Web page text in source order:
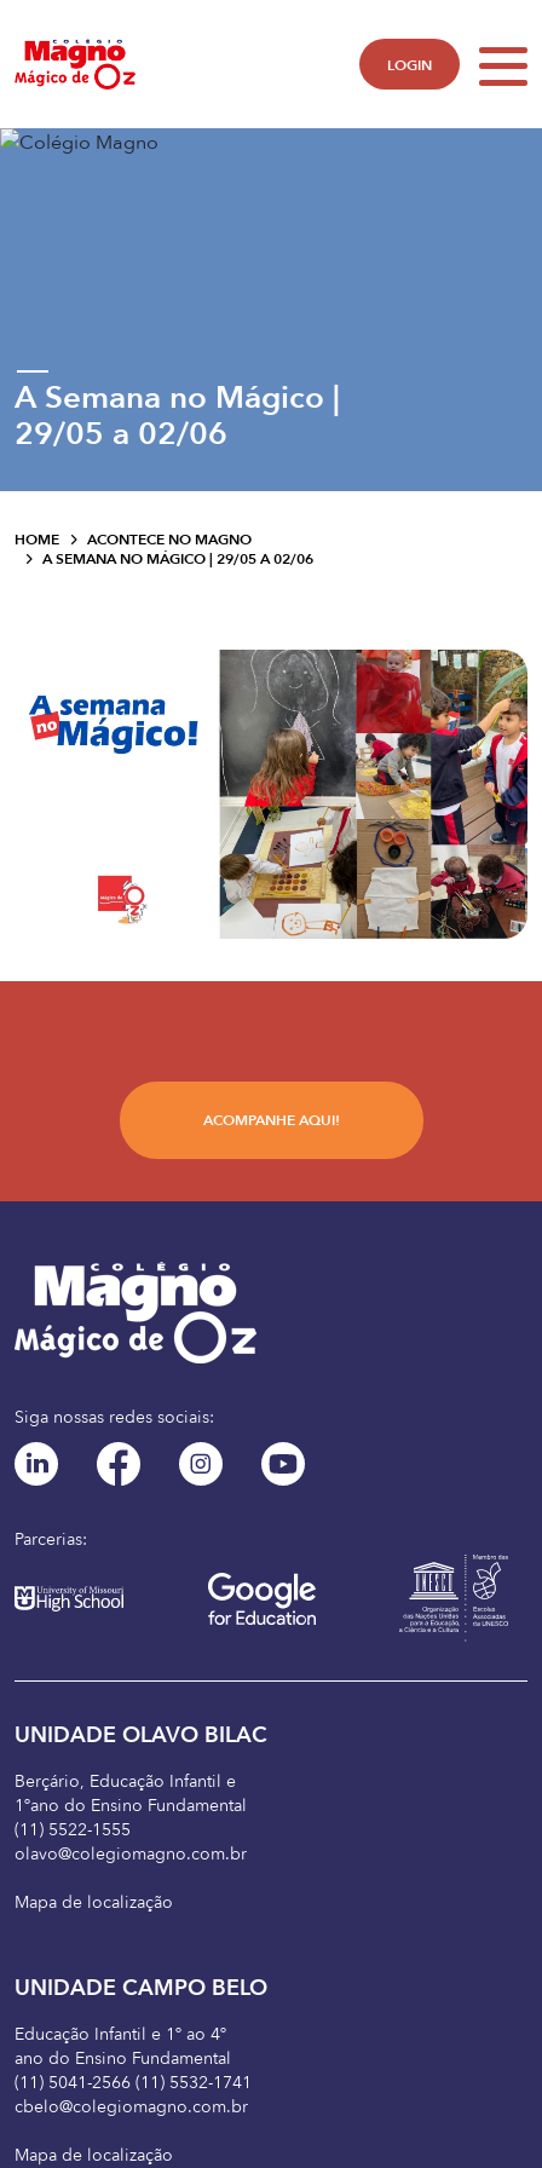
LOGIN
A Semana no Mágico |
29/05 a 02/06
HOME
ACONTECE NO MAGNO
A SEMANA NO MÁGICO | 29/05 A 02/06
ACOMPANHE AQUI!
UNIDADE OLAVO BILAC
Berçário, Educação Infantil e
1ºano do Ensino Fundamental
(11) 5522-1555
olavo@colegiomagno.com.br
Mapa de localização
UNIDADE CAMPO BELO
Educação Infantil e 1º ao 4º
ano do Ensino Fundamental
(11) 5041-2566 (11) 5532-1741
cbelo@colegiomagno.com.br
Mapa de localização
Siga nossas redes sociais:
Parcerias: